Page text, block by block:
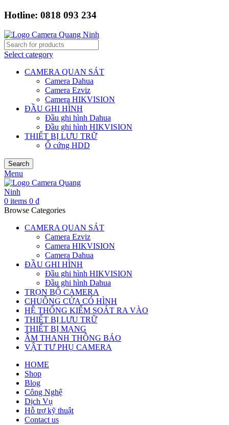
Hotline: 0818 093 234
Select category
CAMERA QUAN SÁT
Camera Dahua
Camera Ezviz
Camera HIKVISION
ĐẦU GHI HÌNH
Đầu ghi hình Dahua
Đầu ghi hình HIKVISION
THIẾT BỊ LƯU TRỮ
Ổ cứng HDD
Search
Menu
0 items 0 ₫
Browse Categories
CAMERA QUAN SÁT
Camera Ezviz
Camera HIKVISION
Camera Dahua
ĐẦU GHI HÌNH
Đầu ghi hình HIKVISION
Đầu ghi hình Dahua
TRỌN BỘ CAMERA
CHUÔNG CỬA CÓ HÌNH
HỆ THỐNG KIỂM SOÁT RA VÀO
THIẾT BỊ LƯU TRỮ
THIẾT BỊ MẠNG
ÂM THANH THÔNG BÁO
VẬT TƯ PHỤ CAMERA
HOME
Shop
Blog
Công Nghệ
Dịch Vụ
Hỗ trợ kỹ thuật
Contact us